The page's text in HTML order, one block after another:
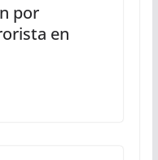
por
en